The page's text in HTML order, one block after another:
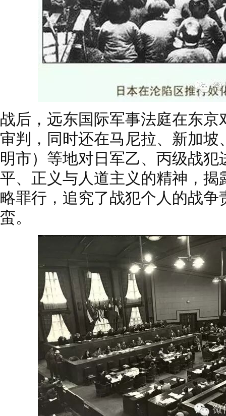
战后，远东国际军事法庭在东
审判，同时还在马尼拉、新加
明市）等地对日军乙、丙级战
平、正义与人道主义的精神，揭
略罪行，追究了战犯个人的战
蛮。